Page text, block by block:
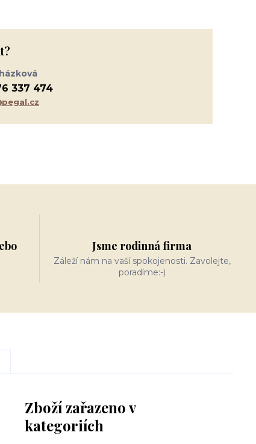
337 474
Jsme rodinná firma
Záleží nám na vaší spokojenosti. Zavolejte,
poradíme:-)
Zboží zařazeno v
kategoriích